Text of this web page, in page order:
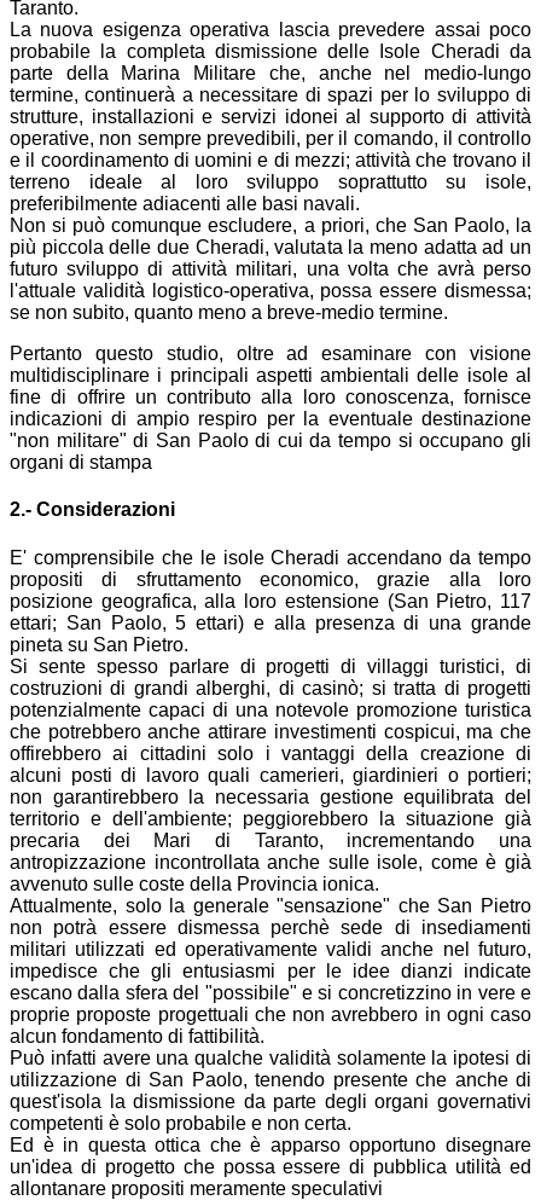
Taranto.
La nuova esigenza operativa lascia prevedere assai poco
probabile la completa dismissione delle Isole Cheradi da
parte della Marina Militare che, anche nel medio-lungo
termine, continuerà a necessitare di spazi per lo sviluppo di
strutture, installazioni e servizi idonei al supporto di attività
operative, non sempre prevedibili, per il comando, il controllo
e il coordinamento di uomini e di mezzi; attività che trovano il
terreno ideale al loro sviluppo soprattutto su isole,
preferibilmente adiacenti alle basi navali.
Non si può comunque escludere, a priori, che San Paolo, la
più piccola delle due Cheradi, valutata la meno adatta ad un
futuro sviluppo di attività militari, una volta che avrà perso
l'attuale validità logistico-operativa, possa essere dismessa;
se non subito, quanto meno a breve-medio termine.
Pertanto questo studio, oltre ad esaminare con visione
multidisciplinare i principali aspetti ambientali delle isole al
fine di offrire un contributo alla loro conoscenza, fornisce
indicazioni di ampio respiro per la eventuale destinazione
"non militare" di San Paolo di cui da tempo si occupano gli
organi di stampa
2.- Considerazioni
E' comprensibile che le isole Cheradi accendano da tempo
propositi di sfruttamento economico, grazie alla loro
posizione geografica, alla loro estensione (San Pietro, 117
ettari; San Paolo, 5 ettari) e alla presenza di una grande
pineta su San Pietro.
Si sente spesso parlare di progetti di villaggi turistici, di
costruzioni di grandi alberghi, di casinò; si tratta di progetti
potenzialmente capaci di una notevole promozione turistica
che potrebbero anche attirare investimenti cospicui, ma che
offirebbero ai cittadini solo i vantaggi della creazione di
alcuni posti di lavoro quali camerieri, giardinieri o portieri;
non garantirebbero la necessaria gestione equilibrata del
territorio e dell'ambiente; peggiorebbero la situazione già
precaria dei Mari di Taranto, incrementando una
antropizzazione incontrollata anche sulle isole, come è già
avvenuto sulle coste della Provincia ionica.
Attualmente, solo la generale "sensazione" che San Pietro
non potrà essere dismessa perchè sede di insediamenti
militari utilizzati ed operativamente validi anche nel futuro,
impedisce che gli entusiasmi per le idee dianzi indicate
escano dalla sfera del "possibile" e si concretizzino in vere e
proprie proposte progettuali che non avrebbero in ogni caso
alcun fondamento di fattibilità.
Può infatti avere una qualche validità solamente la ipotesi di
utilizzazione di San Paolo, tenendo presente che anche di
quest'isola la dismissione da parte degli organi governativi
competenti è solo probabile e non certa.
Ed è in questa ottica che è apparso opportuno disegnare
un'idea di progetto che possa essere di pubblica utilità ed
allontanare propositi meramente speculativi